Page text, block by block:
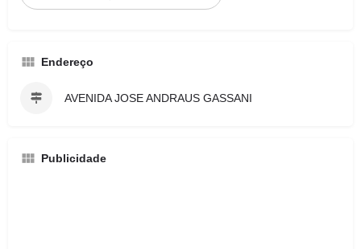
Endereço
AVENIDA JOSE ANDRAUS GASSANI
Publicidade